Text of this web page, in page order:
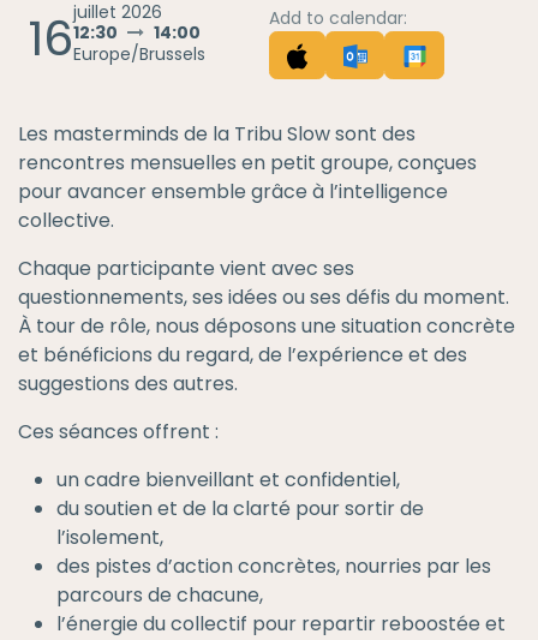
16juillet 2026
12:30
14:00
Europe/Brussels
Add to calendar:
Les masterminds de la Tribu Slow sont des
rencontres mensuelles en petit groupe, conçues
pour avancer ensemble grâce à l’intelligence
collective.
Chaque participante vient avec ses
questionnements, ses idées ou ses défis du moment.
À tour de rôle, nous déposons une situation concrète
et bénéficions du regard, de l’expérience et des
suggestions des autres.
Ces séances offrent :
un cadre bienveillant et confidentiel,
du soutien et de la clarté pour sortir de
l’isolement,
des pistes d’action concrètes, nourries par les
parcours de chacune,
l’énergie du collectif pour repartir reboostée et